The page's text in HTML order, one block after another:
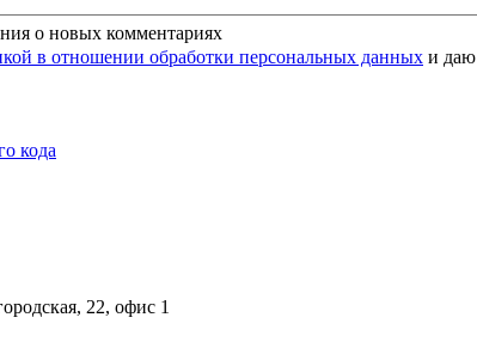
о новых комментариях
в отношении обработки персональных данных и даю
кода
22, офис 1